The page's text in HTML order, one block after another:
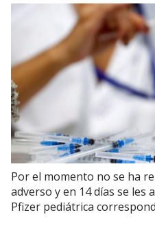
Por el momento no se ha
adverso y en 14 días se les
Pfizer pediátrica